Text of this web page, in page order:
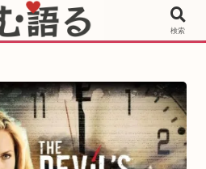
と観るならサブスクリプション 検索